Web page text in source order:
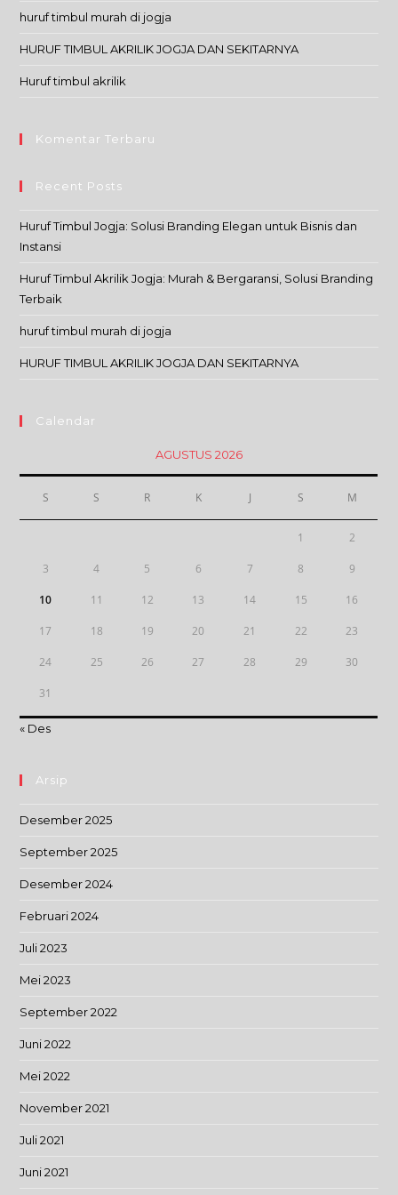
huruf timbul murah di jogja
HURUF TIMBUL AKRILIK JOGJA DAN SEKITARNYA
Huruf timbul akrilik
Komentar Terbaru
Recent Posts
Huruf Timbul Jogja: Solusi Branding Elegan untuk Bisnis dan
Instansi
Huruf Timbul Akrilik Jogja: Murah & Bergaransi, Solusi Branding
Terbaik
huruf timbul murah di jogja
HURUF TIMBUL AKRILIK JOGJA DAN SEKITARNYA
Calendar
AGUSTUS 2026
S S R K J S M
1 2
3 4 5 6 7 8 9
10 11 12 13 14 15 16
17 18 19 20 21 22 23
24 25 26 27 28 29 30
31
« Des
Arsip
Desember 2025
September 2025
Desember 2024
Februari 2024
Juli 2023
Mei 2023
September 2022
Juni 2022
Mei 2022
November 2021
Juli 2021
Juni 2021